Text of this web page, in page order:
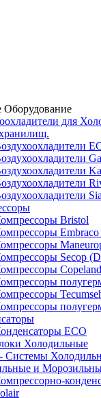
Оборудование
для
Bristol
Embraco
Secop
Copeland
ECO
Холодильные
Системы
и